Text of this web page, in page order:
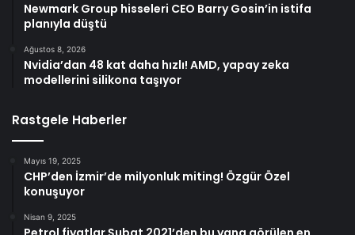
Newmark Group hisseleri CEO Barry Gosin’in istifa
planıyla düştü
Ağustos 8, 2026
Nvidia’dan 48 kat daha hızlı! AMD, yapay zeka
modellerini silikona taşıyor
Rastgele Haberler
Mayıs 19, 2025
CHP’den İzmir’de milyonluk miting! Özgür Özel
konuşuyor
Nisan 9, 2025